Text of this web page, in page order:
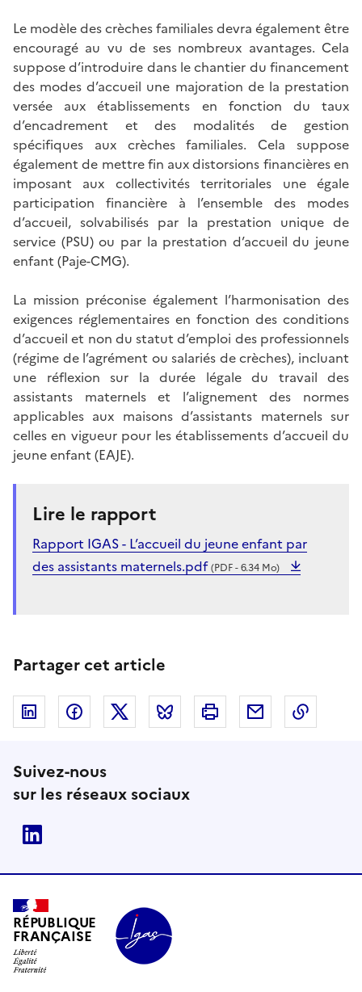
Le modèle des crèches familiales devra également être
encouragé au vu de ses nombreux avantages. Cela
suppose d’introduire dans le chantier du financement
des modes d’accueil une majoration de la prestation
versée aux établissements en fonction du taux
d’encadrement et des modalités de gestion
spécifiques aux crèches familiales. Cela suppose
également de mettre fin aux distorsions financières en
imposant aux collectivités territoriales une égale
participation financière à l’ensemble des modes
d’accueil, solvabilisés par la prestation unique de
service (PSU) ou par la prestation d’accueil du jeune
enfant (Paje-CMG).
La mission préconise également l’harmonisation des
exigences réglementaires en fonction des conditions
d’accueil et non du statut d’emploi des professionnels
(régime de l’agrément ou salariés de crèches), incluant
une réflexion sur la durée légale du travail des
assistants maternels et l’alignement des normes
applicables aux maisons d’assistants maternels sur
celles en vigueur pour les établissements d’accueil du
jeune enfant (EAJE).
Lire le rapport
Rapport IGAS - L’accueil du jeune enfant par
des assistants maternels.pdf(PDF - 6.34 Mo)
Partager cet article
Linkedin FacebookTwitter Bluesky Imprimer Courriel
Suivez-nous
sur les réseaux sociaux
RÉPUBLIQUE
FRANÇAISE